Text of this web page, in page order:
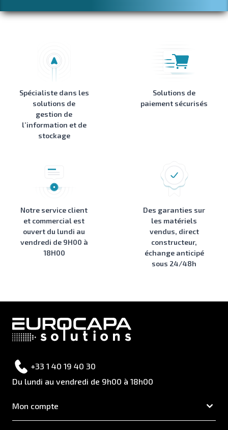
Spécialiste dans les
solutions de
gestion de
l’information et de
stockage
Solutions de
paiement sécurisés
Notre service client
et commercial est
ouvert du lundi au
vendredi de 9H00 à
18H00
Des garanties sur
les matériels
vendus, direct
constructeur,
échange anticipé
sous 24/48h
+33 1 40 19 40 30
Du lundi au vendredi de 9h00 à 18h00
Mon compte